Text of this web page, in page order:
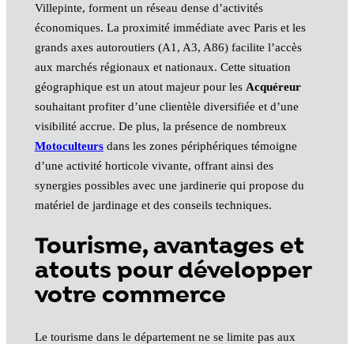
Villepinte, forment un réseau dense d’activités
économiques. La proximité immédiate avec Paris et les
grands axes autoroutiers (A1, A3, A86) facilite l’accès
aux marchés régionaux et nationaux. Cette situation
géographique est un atout majeur pour les Acquéreur
souhaitant profiter d’une clientèle diversifiée et d’une
visibilité accrue. De plus, la présence de nombreux
Motoculteursdans les zones périphériques témoigne
d’une activité horticole vivante, offrant ainsi des
synergies possibles avec une jardinerie qui propose du
matériel de jardinage et des conseils techniques.
Tourisme, avantages et
atouts pour développer
votre commerce
Le tourisme dans le département ne se limite pas aux